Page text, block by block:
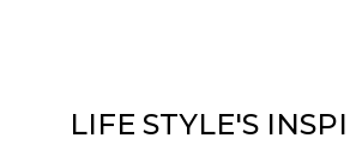
LIFE STYLE'S